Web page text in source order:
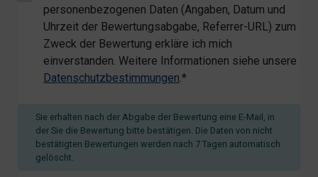
personenbezogenen Daten (Angaben, Datum und
Uhrzeit der Bewertungsabgabe, Referrer-URL) zum
Zweck der Bewertung erkläre ich mich
einverstanden. Weitere Informationen siehe unsere
Datenschutzbestimmungen .*
Sie erhalten nach der Abgabe der Bewertung eine E-Mail, in
der Sie die Bewertung bitte bestätigen. Die Daten von nicht
bestätigten Bewertungen werden nach 7 Tagen automatisch
gelöscht.